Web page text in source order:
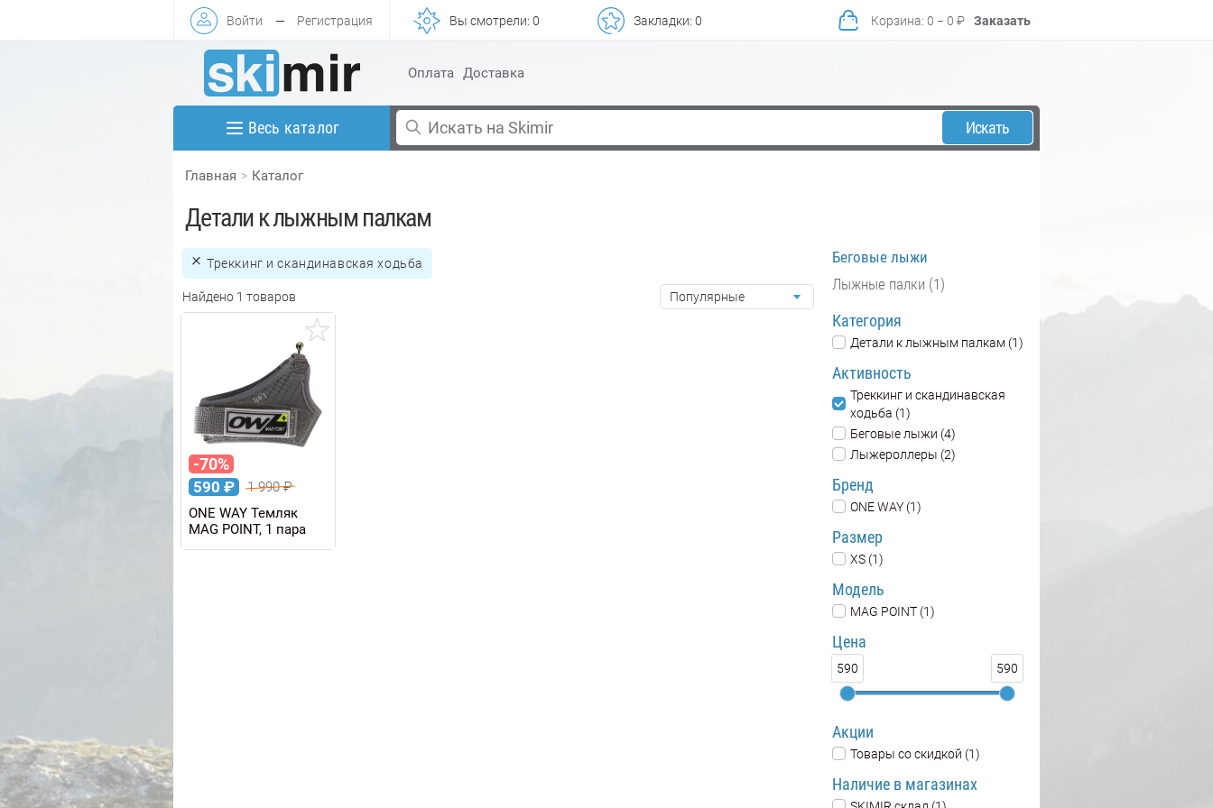
Войти — Регистрация Вы смотрели: 0 Закладки: 0 Корзина: 0 − 0 ₽ Заказать
Оплата Доставка
Весь каталог Искать
Главная Каталог
Детали к лыжным палкам
Треккинг и скандинавская ходьба
Найдено 1 товаров Популярные
-70%
590 ₽ 1 990₽
ONE WAY Темляк
MAG POINT, 1 пара
Беговые лыжи
Лыжные палки (1)
Категория
Детали к лыжным палкам (1)
Активность
Треккинг и скандинавская
ходьба (1)
Беговые лыжи (4)
Лыжероллеры (2)
Бренд
ONE WAY (1)
Размер
XS (1)
Модель
MAG POINT (1)
Цена
590 590
Акции
Товары со скидкой (1)
Наличие в магазинах